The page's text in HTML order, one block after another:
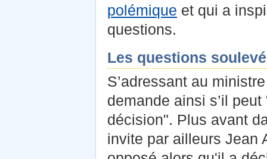
polémique et qui a
questions.
Les questions
S’adressant au
demande ainsi s’il
décision". Plus avant
invite par ailleurs Jean